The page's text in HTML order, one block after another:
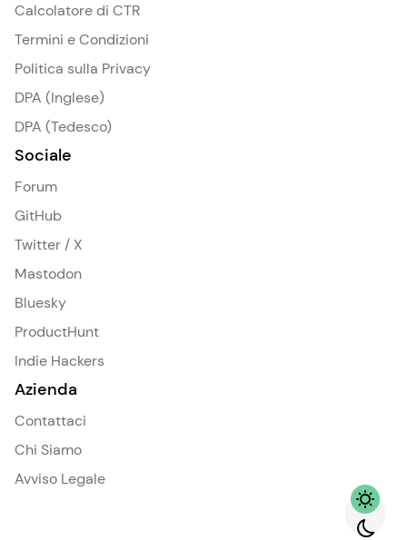
Calcolatore di CTR
Termini e Condizioni
Politica sulla Privacy
DPA (Inglese)
DPA (Tedesco)
Sociale
Forum
GitHub
Twitter / X
Mastodon
Bluesky
ProductHunt
Indie Hackers
Azienda
Contattaci
Chi Siamo
Avviso Legale